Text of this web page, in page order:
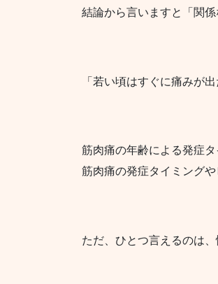
結論から言いますと「関係
「若い頃はすぐに痛みが
筋肉痛の年齢による発症
筋肉痛の発症タイミング
ただ、ひとつ言えるのは